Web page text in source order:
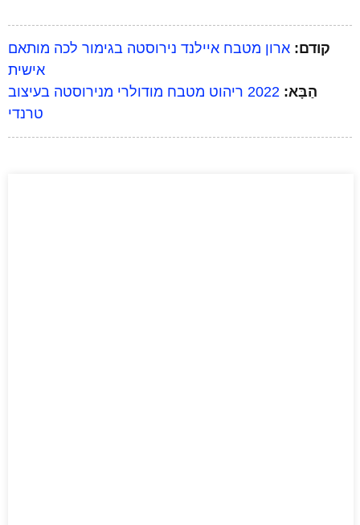
קודם: ארון מטבח איילנד נירוסטה בגימור לכה מותאם
אישית
הַבָּא:
2022 ריהוט מטבח מודולרי מנירוסטה בעיצוב
טרנדי